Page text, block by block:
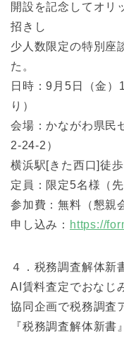
開設を記念してオリ
招きし
少人数限定の特別座
た。
日時：9月5日（金
り）
会場：かながわ県民
2-24-2）
横浜駅[きた西口]徒
定員：限定5名様（先
参加費：無料（懇親
申し込み： https://
４．税務調査解体新
AI賃料査定でおなじ
協同企画で税務調査
『税務調査解体新書